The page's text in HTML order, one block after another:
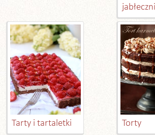
Tarty i tartaletki Torty